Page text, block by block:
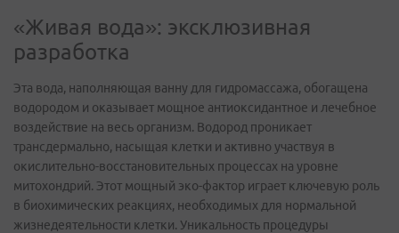
«Живая вода»: эксклюзивная
разработка
Эта вода, наполняющая ванну для гидромассажа, обогащена
водородом и оказывает мощное антиоксидантное и лечебное
воздействие на весь организм. Водород проникает
трансдермально, насыщая клетки и активно участвуя в
окислительно-восстановительных процессах на уровне
митохондрий. Этот мощный эко-фактор играет ключевую роль
в биохимических реакциях, необходимых для нормальной
жизнедеятельности клетки. Уникальность процедуры